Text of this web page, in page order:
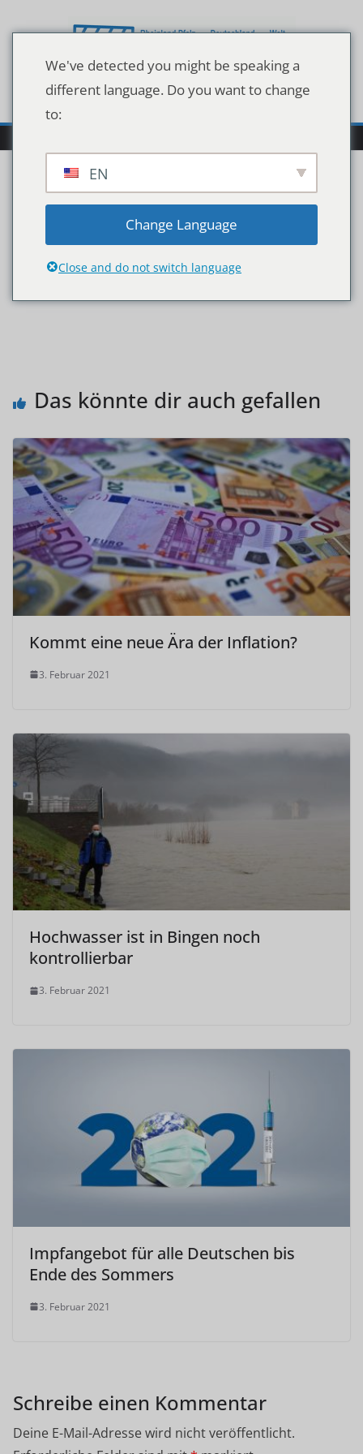
Inhalt
6123bc9d27711b33eea7
b22c4bc809f6
Das könnte dir auch gefallen
Kommt eine neue Ära der Inflation?
3. Februar 2021
Hochwasser ist in Bingen noch
kontrollierbar
3. Februar 2021
Impfangebot für alle Deutschen bis
Ende des Sommers
3. Februar 2021
Schreibe einen Kommentar
Deine E-Mail-Adresse wird nicht veröffentlicht.
We've detected you might be speaking a
different language. Do you want to change
to:
EN
Change Language
Close and do not switch language